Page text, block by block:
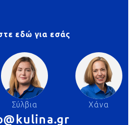
εδώ για εσάς
Σύλβια Χάνα